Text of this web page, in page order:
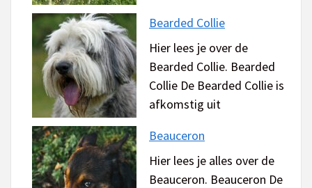
Bearded Collie
Hier lees je over de
Bearded Collie. Bearded
Collie De Bearded Collie is
afkomstig uit
Beauceron
Hier lees je alles over de
Beauceron. Beauceron De